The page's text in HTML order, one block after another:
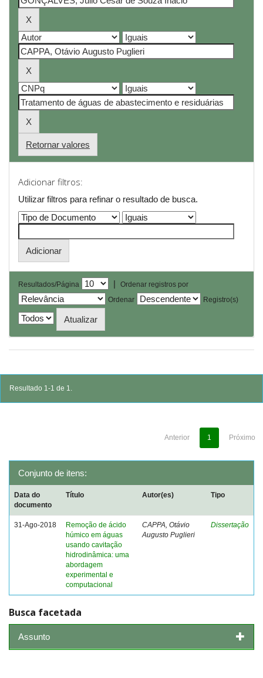
Retornar valores
Adicionar filtros:
Utilizar filtros para refinar o resultado de busca.
Resultados/Página |
Ordenar registros por
Ordenar
Registro(s)
Resultado 1-1 de 1.
Anterior 1 Próximo
Conjunto de itens:
Data do
documento
Título Autor(es) Tipo
31-Ago-2018
Remoção de ácido
húmico em águas
usando cavitação
hidrodinâmica: uma
abordagem
experimental e
computacional
CAPPA, Otávio
Augusto Puglieri
Dissertação
Busca facetada
Assunto